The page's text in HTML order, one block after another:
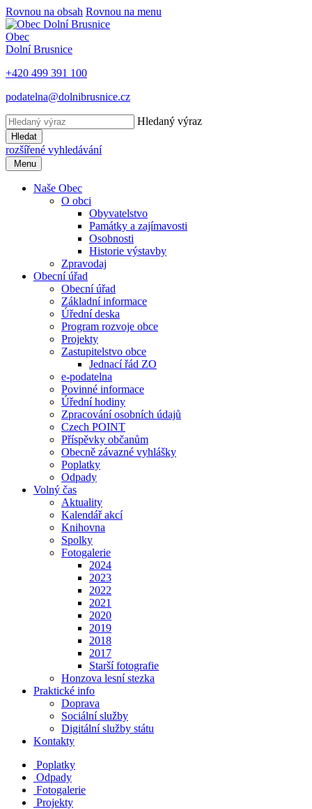
Rovnou na obsah Rovnou na menu
Obec
Dolní Brusnice
+420 499 391 100
podatelna@dolnibrusnice.cz
Hledaný výraz
Hledat
rozšířené vyhledávání
Menu
Naše Obec
O obci
Obyvatelstvo
Památky a zajímavosti
Osobnosti
Historie výstavby
Zpravodaj
Obecní úřad
Obecní úřad
Základní informace
Úřední deska
Program rozvoje obce
Projekty
Zastupitelstvo obce
Jednací řád ZO
e-podatelna
Povinné informace
Úřední hodiny
Zpracování osobních údajů
Czech POINT
Příspěvky občanům
Obecně závazné vyhlášky
Poplatky
Odpady
Volný čas
Aktuality
Kalendář akcí
Knihovna
Spolky
Fotogalerie
2024
2023
2022
2021
2020
2019
2018
2017
Starší fotografie
Honzova lesní stezka
Praktické info
Doprava
Sociální služby
Digitální služby státu
Kontakty
Poplatky
Odpady
Fotogalerie
Projekty